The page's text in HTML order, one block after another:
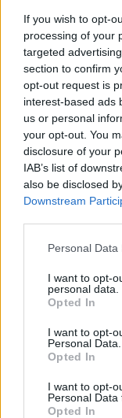
If you wish to opt-
processing of your
targeted
section to confirm
opt-out request is
interest-based ads
us or personal
your opt-out. You
disclosure of your
IAB’s list of
also be disclosed
Downstream
Please note that
not limited to your
grant or deny
use your data for
consent section.
Personal
I want to opt-
personal data.
Opted In
I want to opt-
Personal Data.
Opted In
I want to opt-
Personal Data
Opted In
«Φίλτρο» της
το χαρτζιλίκι